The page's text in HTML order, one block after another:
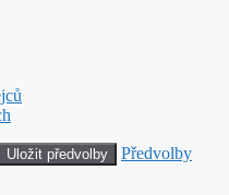
Uložit předvolby Předvolby